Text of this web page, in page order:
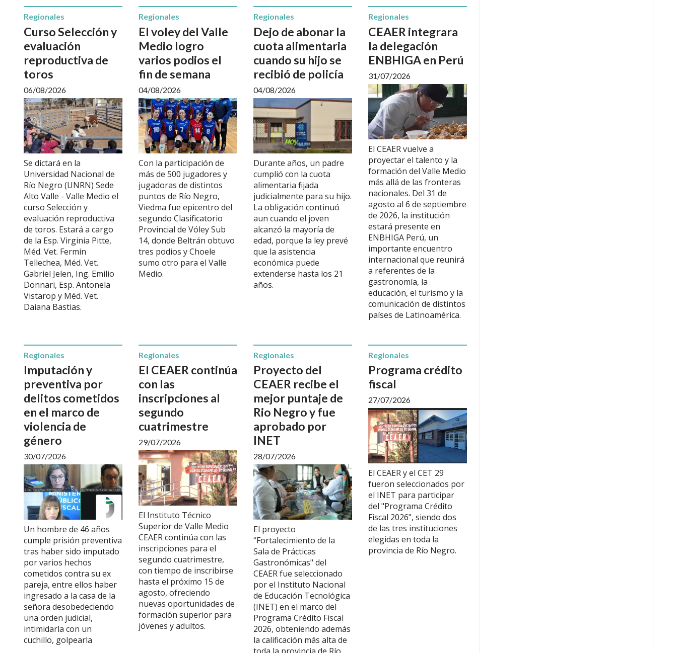
Curso Selección y
evaluación
reproductiva de
toros
Regionales
06/08/2026
Se dictará en la
Universidad Nacional de
Río Negro (UNRN) Sede
Alto Valle - Valle Medio el
curso Selección y
evaluación reproductiva
de toros. Estará a cargo
de la Esp. Virginia Pitte,
Méd. Vet. Fermín
Tellechea, Méd. Vet.
Gabriel Jelen, Ing. Emilio
Donnari, Esp. Antonela
Vistarop y Méd. Vet.
Daiana Bastias.
El voley del Valle
Medio logro
varios podios el
fin de semana
Regionales
04/08/2026
Con la participación de
más de 500 jugadores y
jugadoras de distintos
puntos de Río Negro,
Viedma fue epicentro del
segundo Clasificatorio
Provincial de Vóley Sub
14, donde Beltrán obtuvo
tres podios y Choele
sumo otro para el Valle
Medio.
Dejo de abonar la
cuota alimentaria
cuando su hijo se
recibió de policía
Regionales
04/08/2026
Durante años, un padre
cumplió con la cuota
alimentaria fijada
judicialmente para su hijo.
La obligación continuó
aun cuando el joven
alcanzó la mayoría de
edad, porque la ley prevé
que la asistencia
económica puede
extenderse hasta los 21
años.
CEAER integrara
la delegación
ENBHIGA en Perú
Regionales
31/07/2026
El CEAER vuelve a
proyectar el talento y la
formación del Valle Medio
más allá de las fronteras
nacionales. Del 31 de
agosto al 6 de septiembre
de 2026, la institución
estará presente en
ENBHIGA Perú, un
importante encuentro
internacional que reunirá
a referentes de la
gastronomía, la
educación, el turismo y la
comunicación de distintos
países de Latinoamérica.
Imputación y
preventiva por
delitos cometidos
en el marco de
violencia de
género
Regionales
30/07/2026
Un hombre de 46 años
cumple prisión preventiva
tras haber sido imputado
por varios hechos
cometidos contra su ex
pareja, entre ellos haber
ingresado a la casa de la
señora desobedeciendo
una orden judicial,
intimidarla con un
cuchillo, golpearla
El CEAER continúa
con las
inscripciones al
segundo
cuatrimestre
Regionales
29/07/2026
El Instituto Técnico
Superior de Valle Medio
CEAER continúa con las
inscripciones para el
segundo cuatrimestre,
con tiempo de inscribirse
hasta el próximo 15 de
agosto, ofreciendo
nuevas oportunidades de
formación superior para
jóvenes y adultos.
Proyecto del
CEAER recibe el
mejor puntaje de
Rio Negro y fue
aprobado por
INET
Regionales
28/07/2026
El proyecto
“Fortalecimiento de la
Sala de Prácticas
Gastronómicas" del
CEAER fue seleccionado
por el Instituto Nacional
de Educación Tecnológica
(INET) en el marco del
Programa Crédito Fiscal
2026, obteniendo además
la calificación más alta de
Programa crédito
fiscal
Regionales
27/07/2026
El CEAER y el CET 29
fueron seleccionados por
el INET para participar
del "Programa Crédito
Fiscal 2026", siendo dos
de las tres instituciones
elegidas en toda la
provincia de Río Negro.